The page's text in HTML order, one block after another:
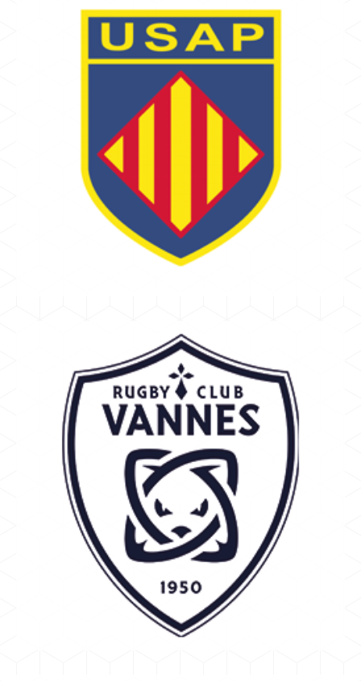
PERPIGNAN
USAP - Union sportive Arlequins Perpignan-Roussillon
VANNES
BERROD CYRILLE
Rugby Club Vannes
TOP 14